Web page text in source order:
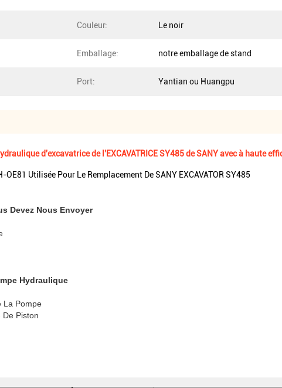
Couleur: Le noir
Emballage: notre emballage de stand
Port: Yantian ou Huangpu
d'excavatrice de l'EXCAVATRICE SY485 de SANY avec à haute
Utilisée Pour Le Remplacement De SANY EXCAVATOR SY485
Devez Nous Envoyer
Hydraulique
La Pompe
De Piston